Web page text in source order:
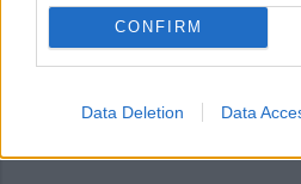
CONFIRM
Data Deletion Data